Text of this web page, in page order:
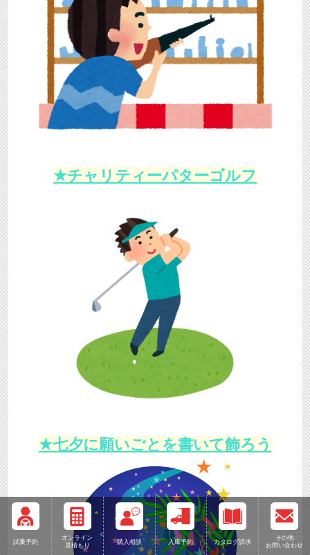
試乗予約
オンライン
見積もり
購入相談 入庫予約 カタログ請求
その他
お問い合わせ
★チャリティーパターゴルフ
★七夕に願いごとを書いて飾ろう